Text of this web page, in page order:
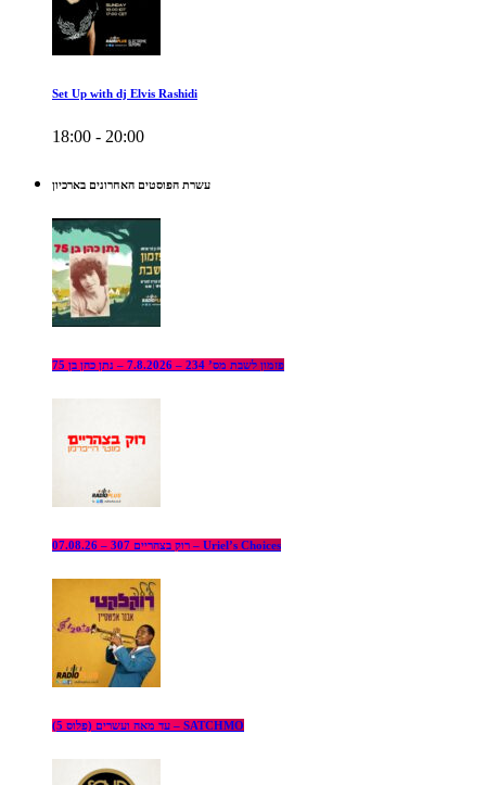
Set Up with dj Elvis Rashidi
18:00 - 20:00
עשרת הפוסטים האחרונים בארכיון
פזמון לשבת מס’ 234 – 7.8.2026 – נתן כהן בן 75
רוק בצהריים 307 – 07.08.26 – Uriel’s Choices
עד מאה ועשרים (פלוס 5) – SATCHMO